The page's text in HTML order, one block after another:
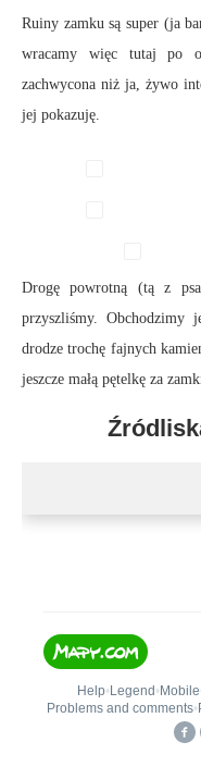
Ruiny zamku są super (ja
wracamy więc tutaj po
zachwycona niż ja, żywo
jej pokazuję.
Drogę powrotną (tą z
przyszliśmy. Obchodzimy
drodze trochę fajnych
jeszcze małą pętelkę za